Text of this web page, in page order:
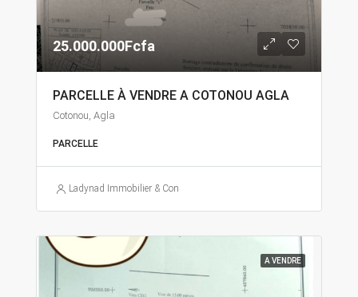
25.000.000Fcfa
PARCELLE À VENDRE A COTONOU AGLA
Cotonou, Agla
PARCELLE
Ladynad Immobilier & Construction
A VENDRE